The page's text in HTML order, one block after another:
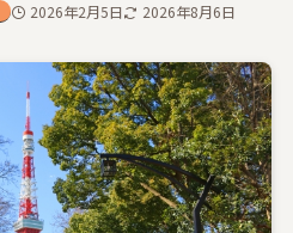
2026年2月5日 2026年8月6日